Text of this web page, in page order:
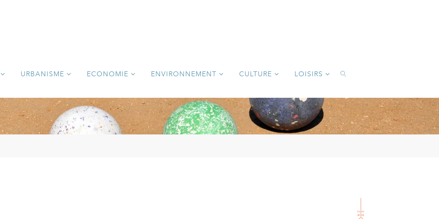
URBANISME ECONOMIE ENVIRONNEMENT CULTURE LOISIRS
SEARCH